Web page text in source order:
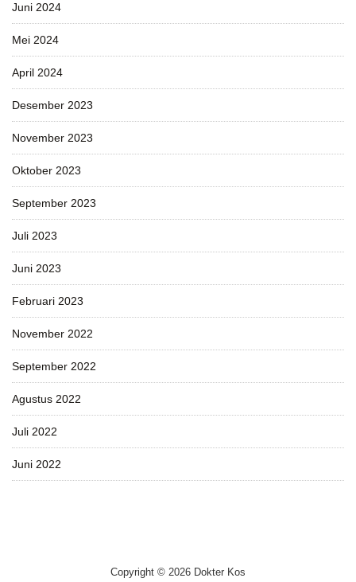
Juni 2024
Mei 2024
April 2024
Desember 2023
November 2023
Oktober 2023
September 2023
Juli 2023
Juni 2023
Februari 2023
November 2022
September 2022
Agustus 2022
Juli 2022
Juni 2022
Copyright © 2026 Dokter Kos